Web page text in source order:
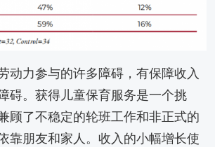
动力参与的许多障碍，有保障收入
碍。获得儿童保育服务是一个挑
顾了不稳定的轮班工作和非正式的
靠朋友和家人。收入的小幅增长使